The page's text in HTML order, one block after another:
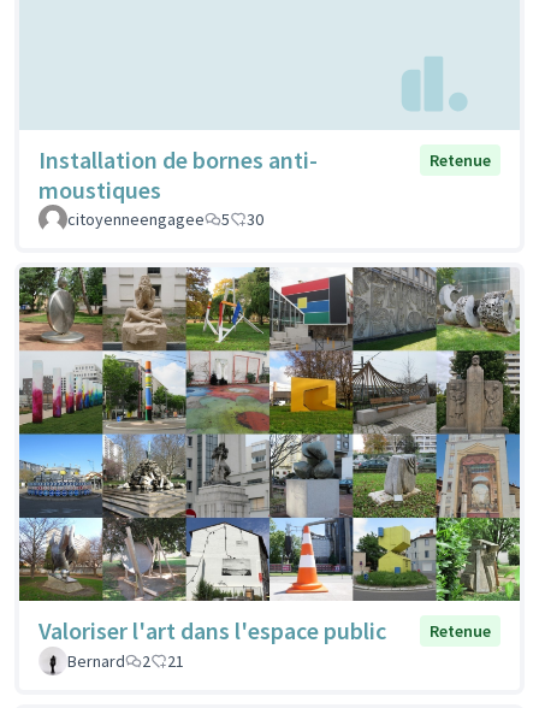
Installation de bornes anti-
moustiques
Retenue
citoyenneengagee 5 30
Valoriser l'art dans l'espace public
Retenue
Bernard
2 21